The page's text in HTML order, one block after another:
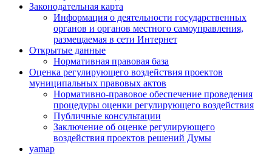
Законодательная карта
Информация о деятельности государственных
органов и органов местного самоуправления,
размещаемая в сети Интернет
Открытые данные
Нормативная правовая база
Оценка регулирующего воздействия проектов
муниципальных правовых актов
Нормативно-правовое обеспечение проведения
процедуры оценки регулирующего воздействия
Публичные консультации
Заключение об оценке регулирующего
воздействия проектов решений Думы
yamap